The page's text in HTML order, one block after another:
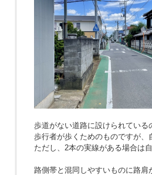
歩道がない道路に設けられている
歩行者が歩くためのものですが
ただし、2本の実線がある場合は
路側帯と混同しやすいものに路肩